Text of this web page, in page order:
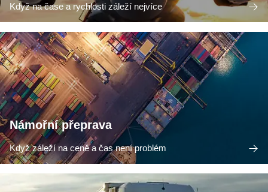
Když na čase a rychlosti záleží nejvíce
Námořní přeprava
Když záleží na ceně a čas není problém